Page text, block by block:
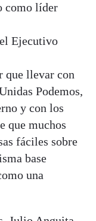
como líder
Ejecutivo
que llevar con
Podemos,
y con los
que muchos
fáciles sobre
base
una